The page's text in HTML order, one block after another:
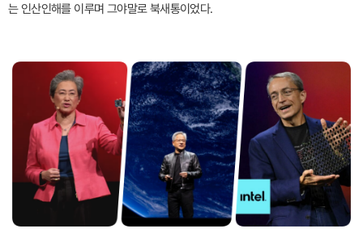
는 인산인해를 이루며 그야말로 북새통이었다.